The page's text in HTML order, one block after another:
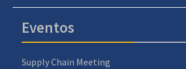
Eventos
Supply Chain Meeting